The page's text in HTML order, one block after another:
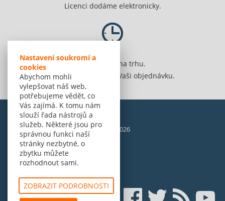
Nastavení soukromí a
cookies
Abychom mohli
vylepšovat náš web,
potřebujeme vědět, co
Vás zajímá. K tomu nám
slouží řada nástrojů a
služeb. Některé jsou pro
správnou funkci naší
stránky nezbytné, o
zbytku můžete
rozhodnout sami.
ZOBRAZIT PODROBNOSTI
Licenci dodáme elektronicky.
Jsme 20 let na trhu.
Spolehlivě vyřídíme Vaši objednávku.
© Amenit Software Solutions, 1998 - 2026
Powered bynopCommerce